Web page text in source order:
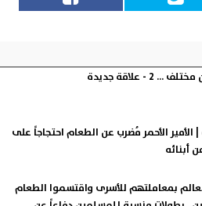
2 - علاقة جديدة
الأمير الأحمر مُضرب عن الطعام احتجاجاً على
بمعاملتهم للأسرى واقتسموا الطعام